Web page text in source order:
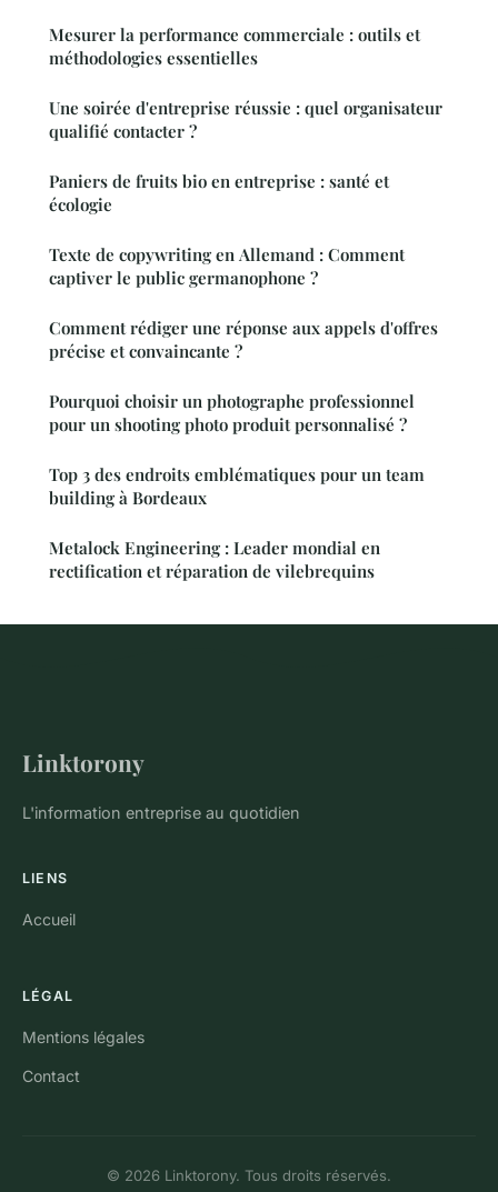
Mesurer la performance commerciale : outils et
méthodologies essentielles
Une soirée d'entreprise réussie : quel organisateur
qualifié contacter ?
Paniers de fruits bio en entreprise : santé et
écologie
Texte de copywriting en Allemand : Comment
captiver le public germanophone ?
Comment rédiger une réponse aux appels d'offres
précise et convaincante ?
Pourquoi choisir un photographe professionnel
pour un shooting photo produit personnalisé ?
Top 3 des endroits emblématiques pour un team
building à Bordeaux
Metalock Engineering : Leader mondial en
rectification et réparation de vilebrequins
Linktorony
L'information entreprise au quotidien
LIENS
Accueil
LÉGAL
Mentions légales
Contact
© 2026 Linktorony. Tous droits réservés.